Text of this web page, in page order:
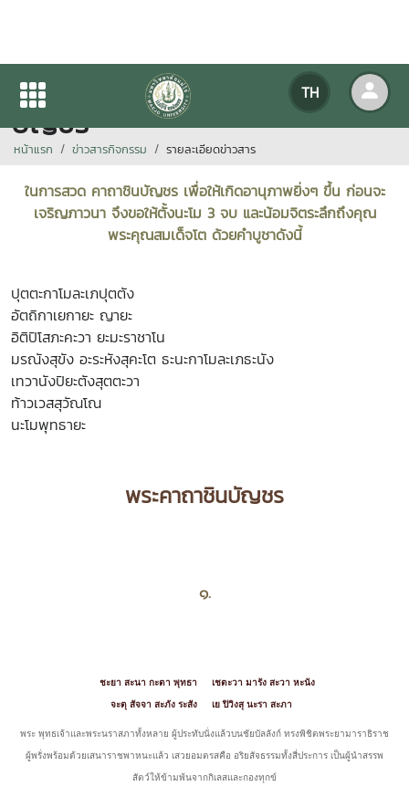
TH
ธรรมะจรรโลงใจ / "คาถาชิน
บัญชร"
หน้าแรก ข่าวสารกิจกรรม รายละเอียดข่าวสาร
ในการสวด คาถาชินบัญชร เพื่อให้เกิดอานุภาพยิ่งๆ ขึ้น ก่อนจะ
เจริญภาวนา จึงขอให้ตั้งนะโม 3 จบ และน้อมจิตระลึกถึงคุณ
พระคุณสมเด็จโต ด้วยคำบูชาดังนี้
ปุตตะกาโมละเภปุตตัง
อัตถิกาเยกายะ ญายะ
อิติปิโสภะคะวา ยะมะราชาโน
มรณังสุขัง อะระหังสุคะโต ธะนะกาโมละเภธะนัง
เทวานังปิยะตังสุตตะวา
ท้าวเวสสุวัณโณ
นะโมพุทธายะ
พระคาถาชินบัญชร
๑.
ชะยา สะนา กะตา พุทธา
จะตุ สัจจา สะภัง ระสัง
เชตะวา มารัง สะวา หะนัง
เย ปิวิงสุ นะรา สะภา
พระ พุทธเจ้าและพระนราสภาทั้งหลาย ผู้ประทับนั่งแล้วบนชัยบัลลังก์ ทรงพิชิตพระยามาราธิราช
ผู้พรั่งพร้อมด้วยเสนาราชพาหนะแล้ว เสวยอมตรสคือ อริยสัจธรรมทั้งสี่ประการ เป็นผู้นำสรรพ
สัตว์ให้ข้ามพ้นจากกิเลสและกองทุกข์